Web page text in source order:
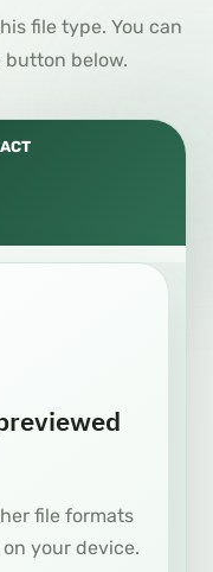
file type. You can
below.
file formats
your device.